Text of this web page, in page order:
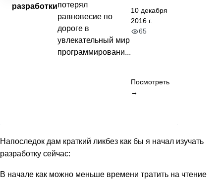
разработкипотерял
равновесие по
дороге в
увлекательный мир
программировани...
10 декабря
2016 г.
65
Посмотреть
→
Напоследок дам краткий ликбез как бы я начал изучать
разработку сейчас:
В начале как можно меньше времени тратить на чтение